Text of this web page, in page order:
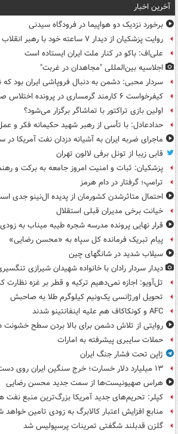
آخرین اخبار
برخورد نزدیک دو هواپیما در فرودگاه سیدنی
روایت پزشکیان از دیدار ۷ ساعته خود با رهبر انقلاب
علی‌اف: باکو در کنار ملت ایران ایستاده است
اجلاسیه بین‌المللی "مجاهدان در غربت"
سردار محبی: دشمن به دنبال فروپاشی ایران بود که
کیفرخواست ۶ کارمند گرمساری در پرونده اختلاس صادر شد
اولین بازی تراکتور با تماشاگر برگزار می‌شود؟
حدادعادل: با تأسی از رهبر شهید حکیمانه فکر و
ماجرای ضربه ایران به آشیانه دزدان نفت آمریکا در
قابی زیبا از تونل برفی لالون تهران
پزشکیان: ثبات و امنیت امروز جامعه به برکت و
ترامپ؛ گرفتار در دام هرمز
احتمال متاثرشدن کشورمان از پدیده ال‌نینو جدی
خیانت برخی مدیران قبلی استقلال
قرار نهایی پرونده مدرسه شجره طیبه میناب به
پیام تبریک فرمانده کل سپاه به «محسن رضایی»
سیلاب شدید در شانگهای چین
دیدار سردار رادان با خانواده‌ شهیدان شیرازی
تل‌آویو: اجازه نمی‌دهیم ترکیه و قطر بر غزه نظارت
تحویل اورژانسی یک‌ونیم کیلوگرم طلا به صاحبش
AFC و کونکاکاف هم علیه اینفانتینو شدند
روایتی از تلاش دشمن برای بالا بردن سطح خشونت
حملات سایبری پیشرفته به امارات
ژاپن تحت فشار جنگ ایران
۱۳ میلیارد دلار خسارت؛ خرج سنگین ایران روی دست پنتاگون
هراس صهیونیست‌ها از سمت جدید محسن رضایی
کپلر: تحریم‌های جدید آمریکا بزرگ‌ترین منبع
منابع افزایش اعتبار کالابرگ به زودی تامین خواهد
گلزن قدبلند شگفتی تمرینات پرسپولیس شد